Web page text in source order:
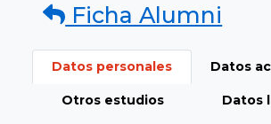
Ficha Alumni
Datos personales Datos
Otros estudios Datos